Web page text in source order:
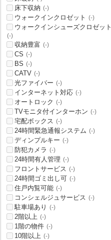
床下収納 (-)
ウォークインクロゼット (-)
ウォークインシューズクロゼット
(-)
収納豊富 (-)
CS (-)
BS (-)
CATV (-)
光ファイバー (-)
インターネット対応 (-)
オートロック (-)
TVモニタ付インターホン (-)
宅配ボックス (-)
24時間緊急通報システム (-)
ディンプルキー (-)
防犯カメラ (-)
24時間有人管理 (-)
フロントサービス (-)
24時間ゴミ出し可 (-)
住戸内覧可能 (-)
コンシェルジュサービス (-)
駐車場あり (-)
2階以上 (-)
1階の物件 (-)
10階以上 (-)